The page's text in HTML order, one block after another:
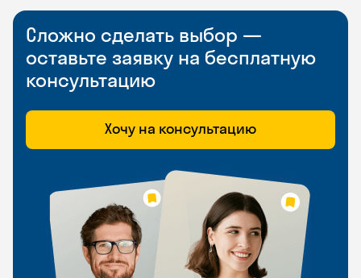
Сложно сделать выбор —
оставьте заявку на бесплатную
консультацию
Хочу на консультацию